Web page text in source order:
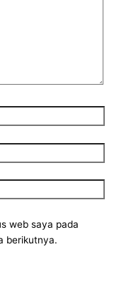
web saya pada
berikutnya.